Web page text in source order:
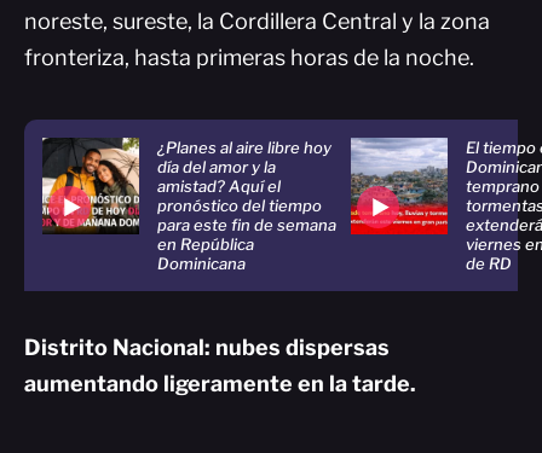
noreste, sureste, la Cordillera Central y la zona
fronteriza, hasta primeras horas de la noche.
¿Planes al aire libre hoy
día del amor y la
amistad? Aquí el
pronóstico del tiempo
para este fin de semana
en República
Dominicana
El tiempo
temprano
viernes
de RD
Distrito Nacional: nubes dispersas
aumentando ligeramente en la tarde.